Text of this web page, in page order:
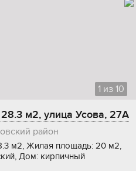
1 из 10
м2, улица Усова, 27А
район
м2, Жилая площадь: 20 м2,
Дом: кирпичный